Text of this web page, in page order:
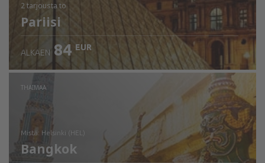
2 tarjousta to
Pariisi
ALKAEN 84 EUR
THAIMAA
mistä: Helsinki (HEL)
Bangkok